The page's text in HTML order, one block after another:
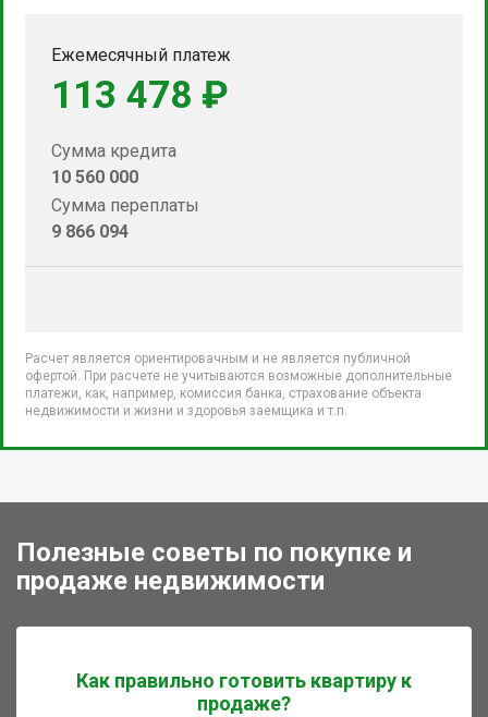
Ежемесячный платеж
113 478 ₽
Сумма кредита
10 560 000
Сумма переплаты
9 866 094
Расчет является ориентировачным и не является публичной
офертой. При расчете не учитываются возможные дополнительные
платежи, как, например, комиссия банка, страхование объекта
недвижимости и жизни и здоровья заемщика и т.п.
Полезные советы по покупке и
продаже недвижимости
Как правильно готовить квартиру к
продаже?